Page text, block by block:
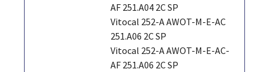
AF 251.A04 2C SP
Vitocal 252-A AWOT-M-E-AC
251.A06 2C SP
Vitocal 252-A AWOT-M-E-AC-
AF 251.A06 2C SP